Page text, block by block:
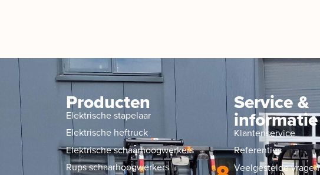
Producten
Elektrische stapelaar
Elektrische heftruck
Elektrische schaarhoogwerkers
Rups schaarhoogwerkers
Service &
informatie
Klantenservice
Referenties
Veelgestelde vragen